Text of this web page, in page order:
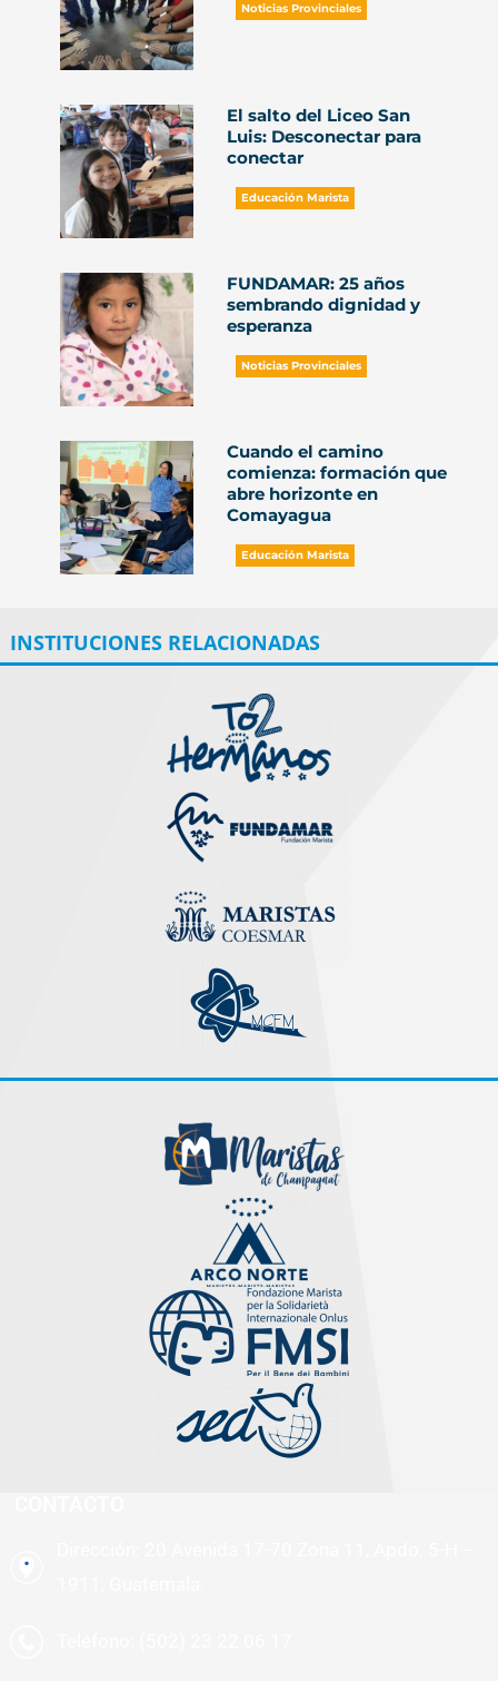
Noticias Provinciales
El salto del Liceo San
Luis: Desconectar para
conectar
Educación Marista
FUNDAMAR: 25 años
sembrando dignidad y
esperanza
Noticias Provinciales
Cuando el camino
comienza: formación que
abre horizonte en
Comayagua
Educación Marista
INSTITUCIONES RELACIONADAS